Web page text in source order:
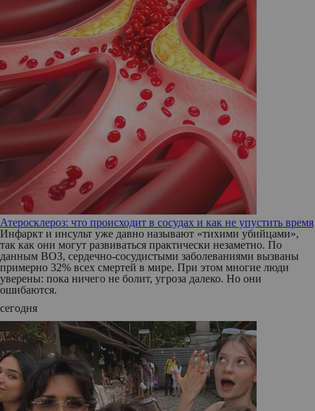
Атеросклероз: что происходит в сосудах и как не упустить время
Инфаркт и инсульт уже давно называют «тихими убийцами»,
так как они могут развиваться практически незаметно. По
данным ВОЗ, сердечно-сосудистыми заболеваниями вызваны
примерно 32% всех смертей в мире. При этом многие люди
уверены: пока ничего не болит, угроза далеко. Но они
ошибаются.
сегодня